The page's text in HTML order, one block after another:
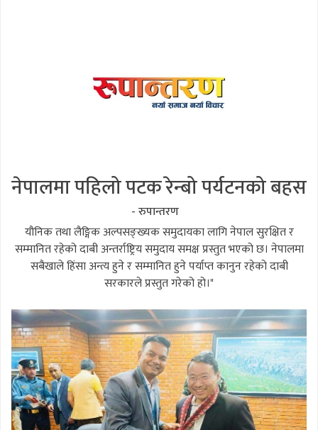
नेपालमा पहिलो पटक रेन्बो पर्यटनको बहस
- रुपान्तरण
यौनिक तथा लैङ्गिक अल्पसङ्ख्यक समुदायका लागि नेपाल सुरक्षित र
सम्मानित रहेको दाबी अन्तर्राष्ट्रिय समुदाय समक्ष प्रस्तुत भएको छ। नेपालमा
सबैखाले हिंसा अन्त्य हुने र सम्मानित हुने पर्याप्त कानुन रहेको दाबी
सरकारले प्रस्तुत गरेको हो।"